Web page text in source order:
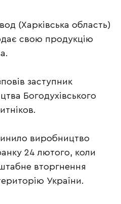
(Харківська область)
свою продукцію
заступник
Богодухівського
виробництво
24 лютого, коли
вторгнення
України.